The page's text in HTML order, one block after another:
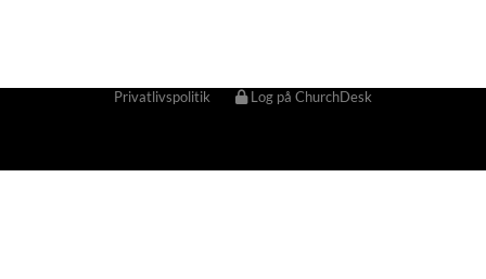
Privatlivspolitik Log på ChurchDesk